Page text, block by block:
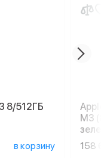
8/512ГБ
в корзину
M3
158